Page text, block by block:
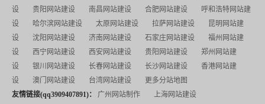
设
贵阳网站建设 南昌网站建设 合肥网站建设
呼和浩特网站建
设
哈尔滨网站建设 太原网站建设 拉萨网站建设
昆明网站建
设
沈阳网站建设 济南网站建设 石家庄网站建设
福州网站建
设
西宁网站建设 西安网站建设 贵阳网站建设
郑州网站建
设
银川网站建设 长春网站建设 长沙网站建设
香港网站建
设
澳门网站建设 台湾网站建设
更多分站地图
友情链接(qq3909407891)：
广州网站制作 上海网站建设